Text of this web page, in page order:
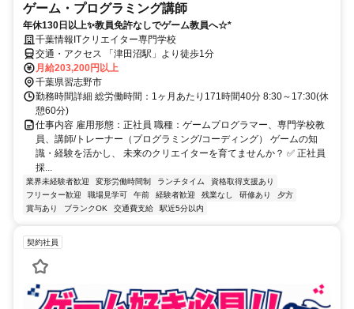
ゲーム・プログラミング講師
年休130日以上✨教員免許なしでゲーム教員へ☆*
千葉情報ITクリエイター専門学校
交通・アクセス 「津田沼駅」より徒歩1分
月給203,200円以上
千葉県習志野市
勤務時間詳細 総労働時間：1ヶ月あたり171時間40分 8:30～17:30(休
憩60分)
仕事内容 雇用形態：正社員 職種：ゲームプログラマー、専門学校教
員、講師/トレーナー（プログラミング/コーディング） ゲームの知
識・経験を活かし、 未来のクリエイターを育てませんか？ ✅ 正社員
採...
業界未経験者歓迎 変形労働時間制 ランチタイム
資格取得支援あり
フリーター歓迎
職場見学可 午前 経験者歓迎 残業なし 研修あり
夕方
賞与あり
ブランクOK 交通費支給 駅近5分以内
契約社員